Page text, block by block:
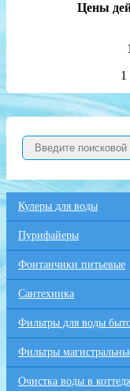
Цены
1
Кулеры для воды
Пурифайеры
Фонтанчики питьевые
Сантехника
Фильтры для воды
Фильтры
Очистка воды в